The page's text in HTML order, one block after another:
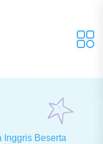
Inggris Beserta